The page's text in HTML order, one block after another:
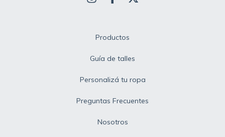
Productos
Guía de talles
Personalizá tu ropa
Preguntas Frecuentes
Nosotros